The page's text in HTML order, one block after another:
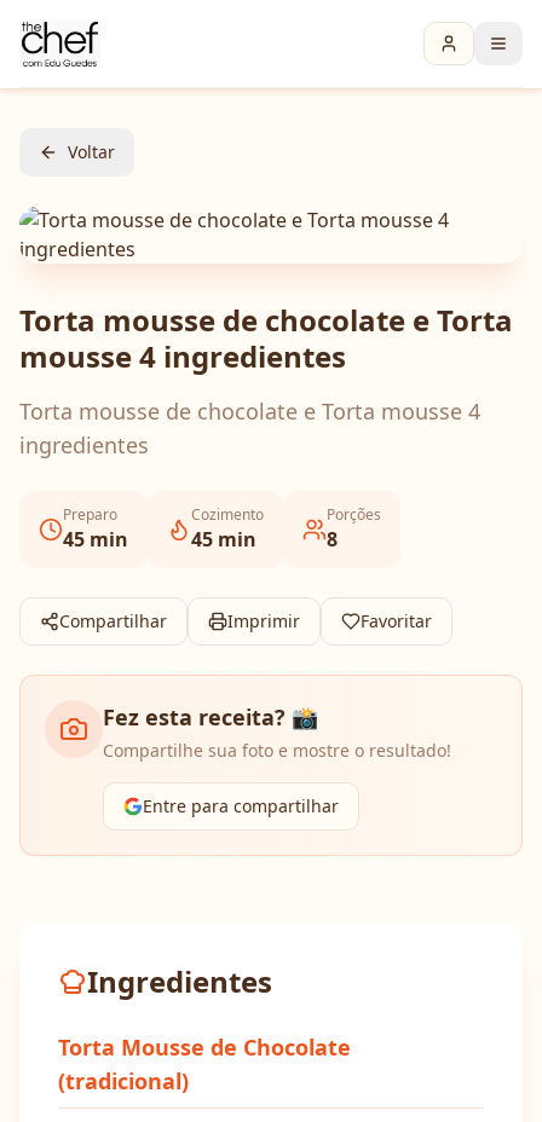
Voltar
Torta mousse de chocolate e Torta
mousse 4 ingredientes
Torta mousse de chocolate e Torta mousse 4
ingredientes
Preparo
45 min
Cozimento
45 min
Porções
8
Compartilhar Imprimir Favoritar
Fez esta receita? 📸
Compartilhe sua foto e mostre o resultado!
Entre para compartilhar
Ingredientes
Torta Mousse de Chocolate
(tradicional)